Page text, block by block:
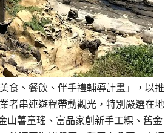
食、餐飲、伴手禮輔導計畫」，以推
者串連遊程帶動觀光，特別嚴選在地
山薯童瑤、富品家創新手工粿、舊金